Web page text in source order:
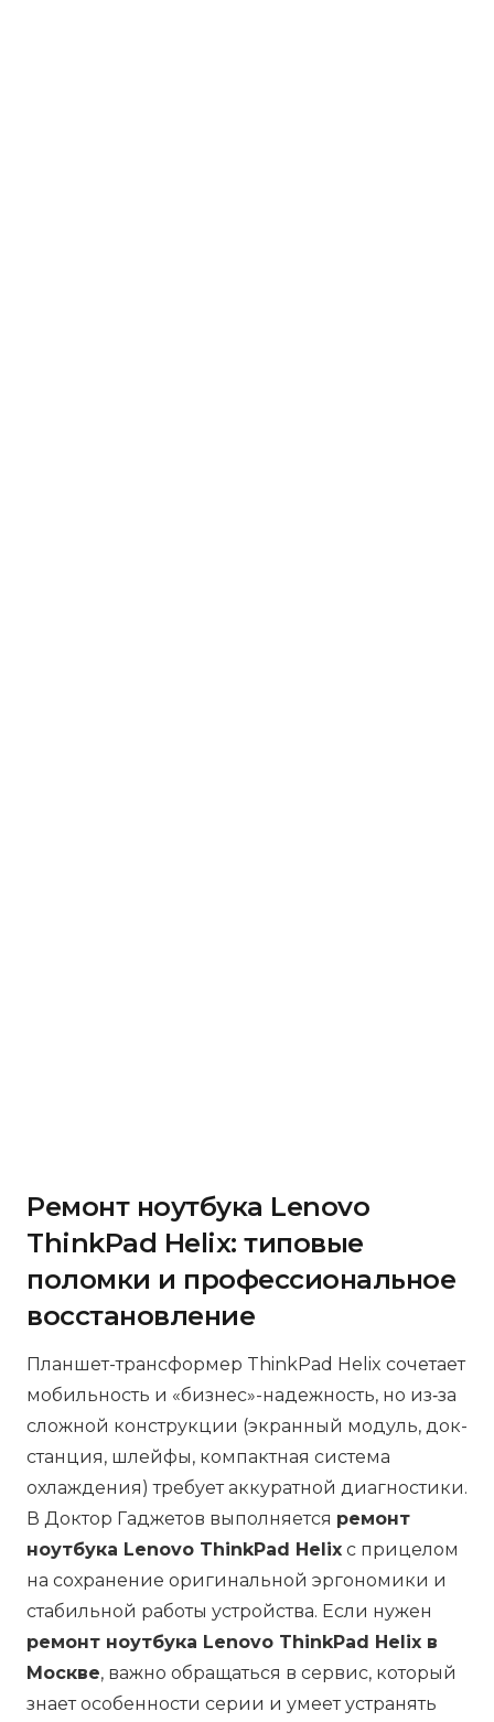
Ремонт ноутбука Lenovo
ThinkPad Helix: типовые
поломки и профессиональное
восстановление
Планшет-трансформер ThinkPad Helix сочетает
мобильность и «бизнес»-надежность, но из‑за
сложной конструкции (экранный модуль, док-
станция, шлейфы, компактная система
охлаждения) требует аккуратной диагностики.
В Доктор Гаджетов выполняется ремонт
ноутбука Lenovo ThinkPad Helix с прицелом
на сохранение оригинальной эргономики и
стабильной работы устройства. Если нужен
ремонт ноутбука Lenovo ThinkPad Helix в
Москве, важно обращаться в сервис, который
знает особенности серии и умеет устранять